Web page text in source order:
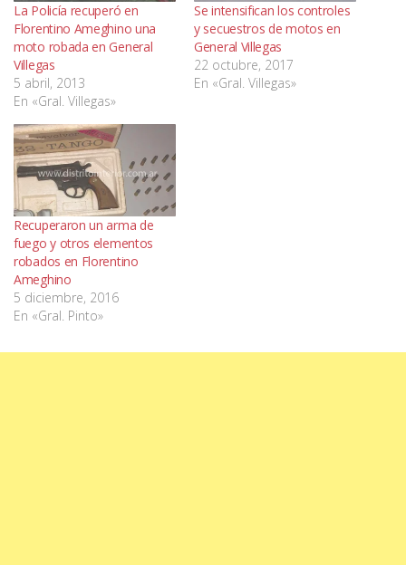
La Policía recuperó en
Florentino Ameghino una
moto robada en General
Villegas
5 abril, 2013
En «Gral. Villegas»
Se intensifican los controles
y secuestros de motos en
General Villegas
22 octubre, 2017
En «Gral. Villegas»
Recuperaron un arma de
fuego y otros elementos
robados en Florentino
Ameghino
5 diciembre, 2016
En «Gral. Pinto»